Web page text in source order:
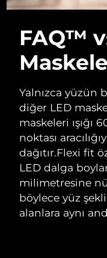
FAQ™
Yalnızca yüzün
diğer LED
maskeleri ışığı
noktası
dağıtır.Flexi fit
LED dalga
milimetresine
böylece yüz
alanlara aynı